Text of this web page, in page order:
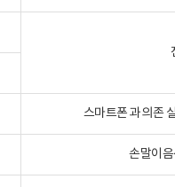
스마트폰 과의존
손말이